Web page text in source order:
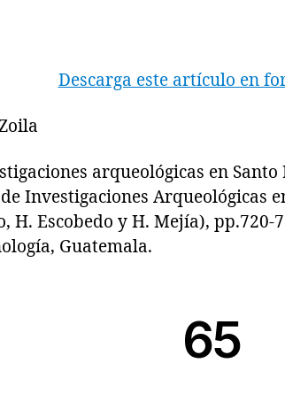
Descarga este artículo en
arqueológicas en Santo
Investigaciones Arqueológicas
H. Escobedo y H. Mejía), pp.720-
Guatemala.
65